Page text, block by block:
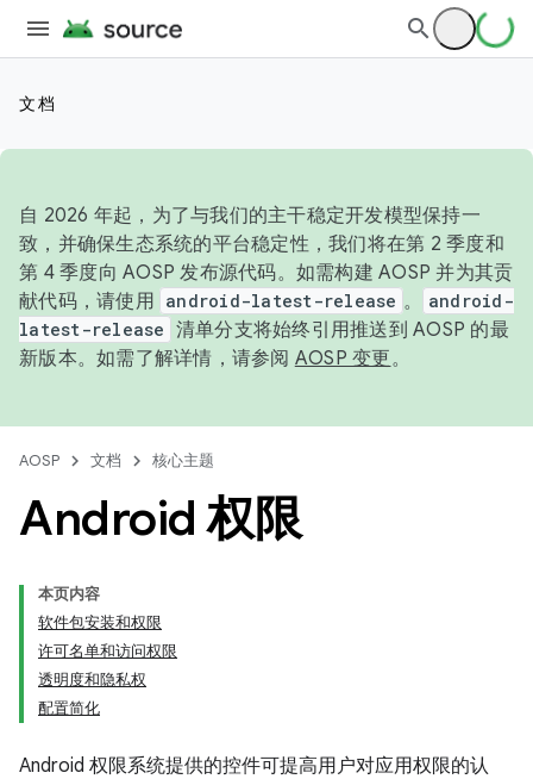
文档
自 2026 年起，为了与我们的主干稳定开发模型保持一
致，并确保生态系统的平台稳定性，我们将在第 2 季度和
第 4 季度向 AOSP 发布源代码。如需构建 AOSP 并为其贡
献代码，请使用 android-latest-release 。
android-
latest-release 清单分支将始终引用推送到 AOSP 的最
新版本。如需了解详情，请参阅 AOSP 变更。
AOSP 文档 核心主题
Android 权限
本页内容
软件包安装和权限
许可名单和访问权限
透明度和隐私权
配置简化
Android 权限系统提供的控件可提高用户对应用权限的认